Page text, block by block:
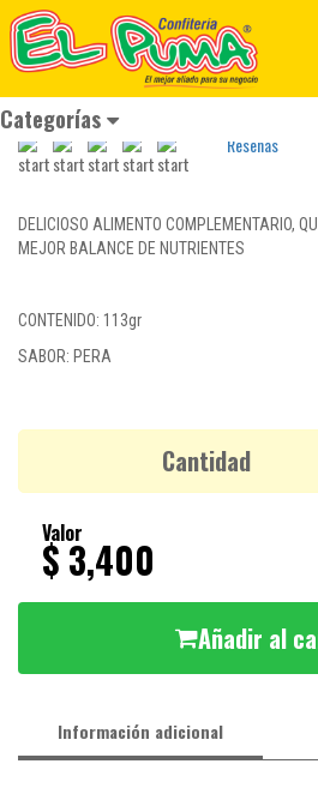
Categorías
Inicio Productos COMPOTA HEINZ PERA *113gr
COMPOTA HEINZ PERA
REF: DESPENSA 056
Reseñas
DELICIOSO ALIMENTO COMPLEMENTARIO,
MEJOR BALANCE DE NUTRIENTES
CONTENIDO: 113gr
SABOR: PERA
Cantidad
Valor
$ 3,400
Añadir al
Información adicional